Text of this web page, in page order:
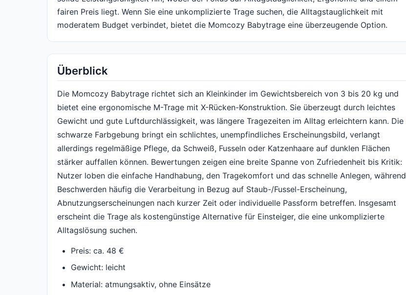
fairen Preis liegt. Wenn Sie eine unkomplizierte Trage suchen, die Alltagstauglichkeit mit
moderatem Budget verbindet, bietet die Momcozy Babytrage eine überzeugende Option.
Überblick
Die Momcozy Babytrage richtet sich an Kleinkinder im Gewichtsbereich von 3 bis 20 kg und
bietet eine ergonomische M-Trage mit X-Rücken-Konstruktion. Sie überzeugt durch leichtes
Gewicht und gute Luftdurchlässigkeit, was längere Tragezeiten im Alltag erleichtern kann. Die
schwarze Farbgebung bringt ein schlichtes, unempfindliches Erscheinungsbild, verlangt
allerdings regelmäßige Pflege, da Schweiß, Fusseln oder Katzenhaare auf dunklen Flächen
stärker auffallen können. Bewertungen zeigen eine breite Spanne von Zufriedenheit bis Kritik:
Nutzer loben die einfache Handhabung, den Tragekomfort und das schnelle Anlegen, während
Beschwerden häufig die Verarbeitung in Bezug auf Staub-/Fussel-Erscheinung,
Abnutzungserscheinungen nach kurzer Zeit oder individuelle Passform betreffen. Insgesamt
erscheint die Trage als kostengünstige Alternative für Einsteiger, die eine unkomplizierte
Alltagslösung suchen.
Preis: ca. 48 €
Gewicht: leicht
Material: atmungsaktiv, ohne Einsätze